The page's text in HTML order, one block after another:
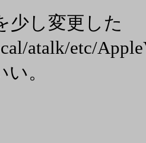
少し変更した
atalk/etc/
。